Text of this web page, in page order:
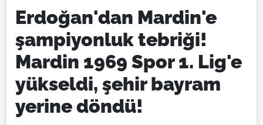
Erdoğan'dan Mardin'e
şampiyonluk tebriği!
Mardin 1969 Spor 1. Lig'e
yükseldi, şehir bayram
yerine döndü!